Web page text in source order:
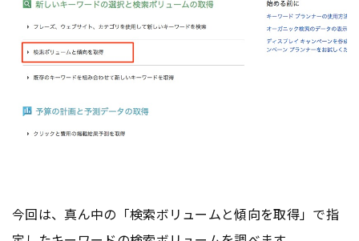
今回は、真ん中の「検索ボリュームと傾向を取得」で指